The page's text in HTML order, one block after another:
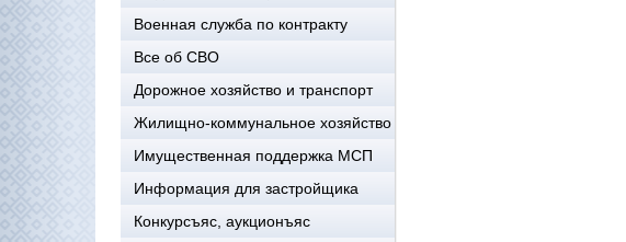
Военная служба по контракту
Все об СВО
Дорожное хозяйство и транспорт
Жилищно-коммунальное хозяйство
Имущественная поддержка МСП
Информация для застройщика
Конкурсъяс, аукционъяс